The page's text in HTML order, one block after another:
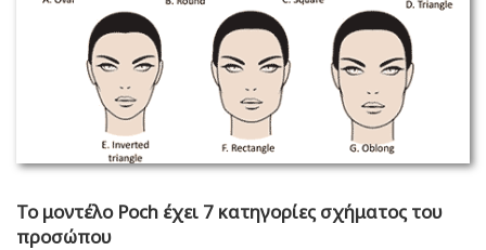
Το μοντέλο Poch έχει 7 κατηγορίες σχήματος του
προσώπου